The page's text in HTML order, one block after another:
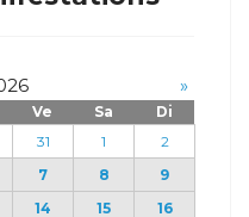
»
Ve Sa
Di
31 1
2
7 8
9
14 15
16